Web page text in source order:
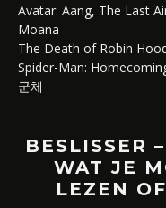
Avatar: Aang, The Last
Moana
The Death of Robin
Spider-Man:
군체
BESLISSER
WAT JE
LEZEN